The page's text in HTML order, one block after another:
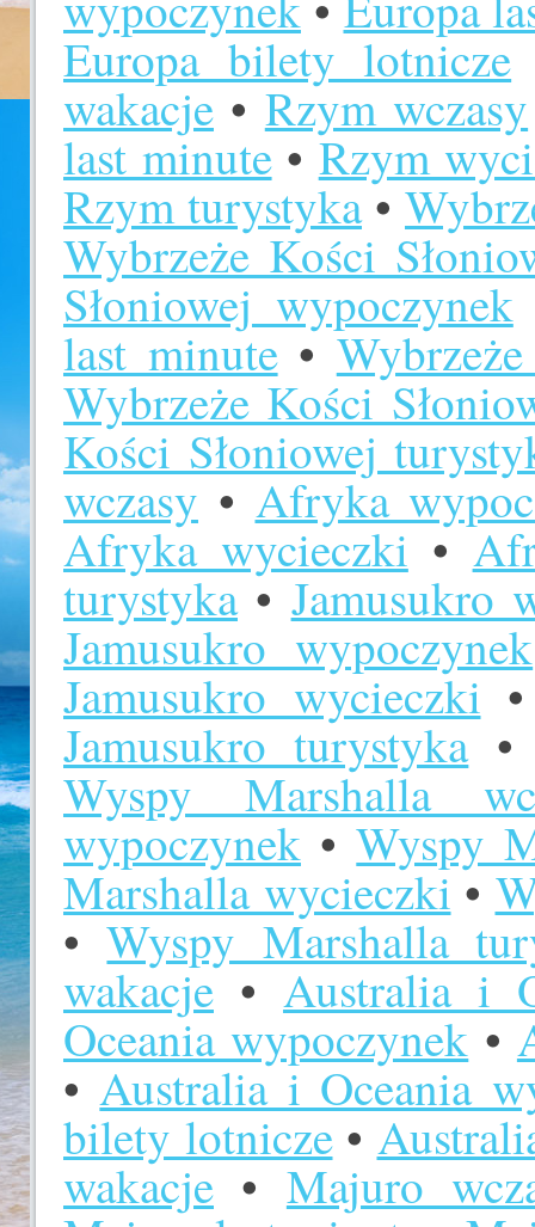
Europa bilety lotnicze
wakacje • Rzym wczasy
last minute•Rzym
Rzym turystyka•
Wybrzeże Kości
Słoniowej wypoczynek
last minute•
Wybrzeże Kości
Kości Słoniowej
wczasy • Afryka
Afryka wycieczki •
turystyka• Jamusukro
Jamusukro wypoczynek
Jamusukro wycieczki
Jamusukro turystyka
Wyspy Marshalla
wypoczynek •Wyspy
Marshalla wycieczki•
•Wyspy Marshalla
wakacje• Australia i
Oceania wypoczynek •
•Australia i Oceania
bilety lotnicze•
wakacje • Majuro